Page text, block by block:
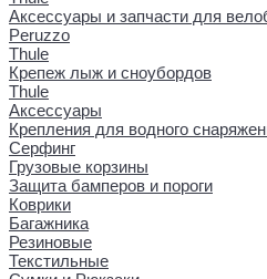
Аксессуары и запчасти для
Peruzzo
Thule
Крепеж лыж и сноубордов
Thule
Аксессуары
Крепления для водного
Серфинг
Грузовые корзины
Защита бамперов и пороги
Коврики
Багажника
Резиновые
Текстильные